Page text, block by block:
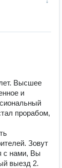
Высшее
и
прорабом,
Зовут
с нами, Вы
выезд 2.